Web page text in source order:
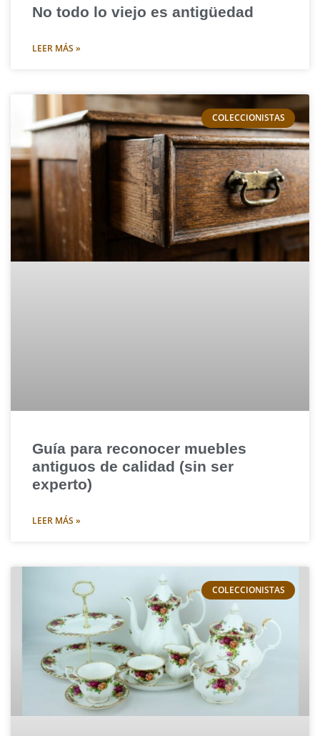
No todo lo viejo es antigüedad
LEER MÁS »
COLECCIONISTAS
Guía para reconocer muebles
antiguos de calidad (sin ser
experto)
LEER MÁS »
COLECCIONISTAS